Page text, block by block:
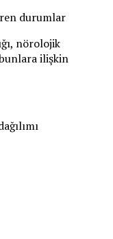
durumlar
nörolojik
ilişkin